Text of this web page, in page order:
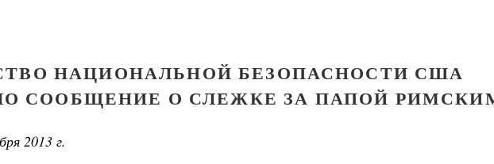
НАЦИОНАЛЬНОЙ БЕЗОПАСНОСТИ США
СООБЩЕНИЕ О СЛЕЖКЕ ЗА ПАПОЙ
2013 г.